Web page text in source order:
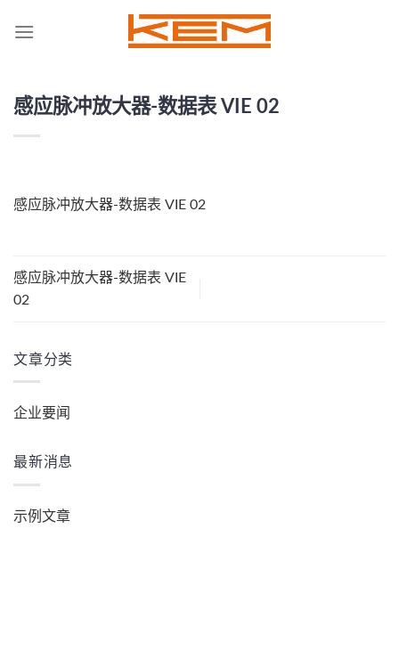
感应脉冲放大器-数据表 VIE 02
感应脉冲放大器-数据表 VIE 02
感应脉冲放大器-数据表 VIE
02
文章分类
企业要闻
最新消息
示例文章